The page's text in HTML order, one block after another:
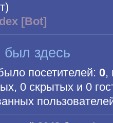
[Bot]
был здесь
посетителей: 0,
0 скрытых и 0